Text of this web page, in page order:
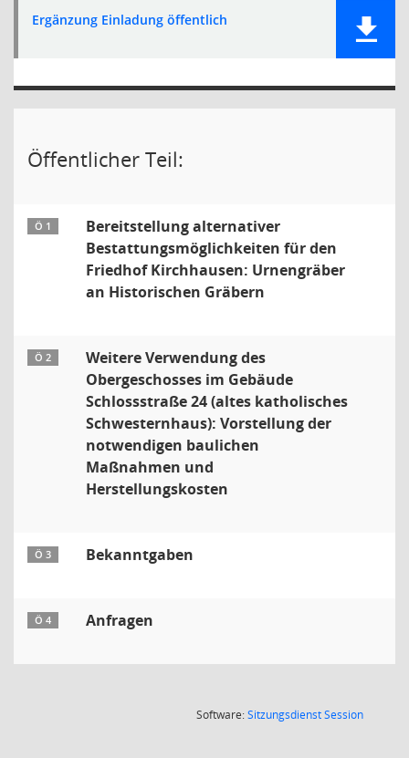
Ergänzung Einladung öffentlich
Öffentlicher Teil:
Ö 1
Bereitstellung alternativer
Bestattungsmöglichkeiten für den
Friedhof Kirchhausen: Urnengräber
an Historischen Gräbern
Ö 2
Weitere Verwendung des
Obergeschosses im Gebäude
Schlossstraße 24 (altes katholisches
Schwesternhaus): Vorstellung der
notwendigen baulichen
Maßnahmen und
Herstellungskosten
Ö 3 Bekanntgaben
Ö 4 Anfragen
Software:SitzungsdienstSession(Wird in